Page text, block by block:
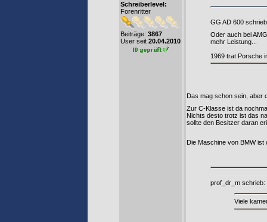
Schreiberlevel:
Forenritter
Beiträge: 3867
User seit 20.04.2010
GG AD 600
Oder auch bei
mehr Leistung...
1969 trat Porsche
Das mag schon sein, aber
Zur C-Klasse ist da
Nichts desto trotz ist das
sollte den Besitzer daran
Die Maschine von BMW
prof_dr_m schrieb:
Viele